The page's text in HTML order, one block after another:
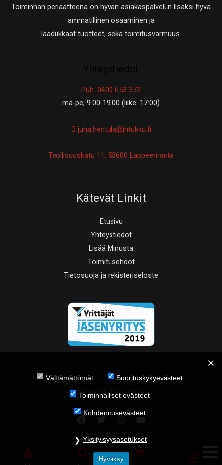
Toiminnan periaatteena on hyvän asiakaspalvelun lisäksi hyvä
ammatillinen osaaminen ja
laadukkaat tuotteet, sekä toimitusvarmuus.
Puh. 0400 653 372
ma-pe, 9.00-19.00 (liike: 17:00)
juha.hentula@jhtukku.fi
Teollisuuskatu 11, 53600 Lappeenranta
Kätevät Linkit
Etusivu
Yhteystiedot
Lisää Minusta
Toimitusehdot
Tietosuoja ja rekisteriseloste
Copyright © 2026 JH Tukku
Välttämättömät Suorituskykyevästeet
Toiminnalliset evästeet
Kohdennusevästeet
Yksityisyysasetukset
Hyväksy